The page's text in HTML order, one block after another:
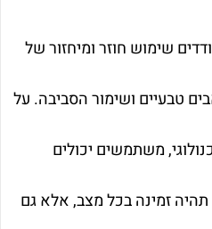
שימוש חוזר ומיחזור של
טבעיים ושימור הסביבה. על
משתמשים יכולים
זמינה בכל מצב, אלא גם